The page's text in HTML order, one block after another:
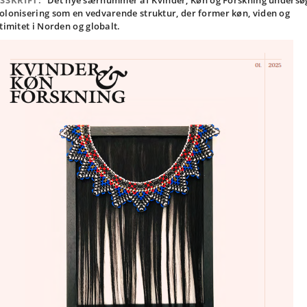
som en vedvarende struktur, der former køn, viden og
i Norden og globalt.